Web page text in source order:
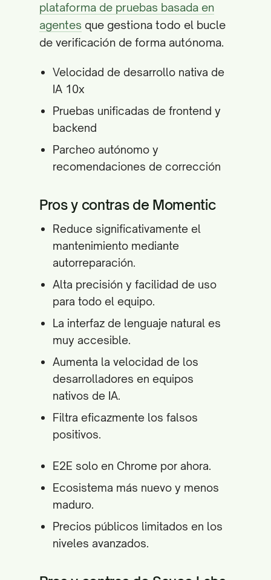
plataforma de pruebas basada en
agentes que gestiona todo el bucle
de verificación de forma autónoma.
Velocidad de desarrollo nativa de
IA 10x
Pruebas unificadas de frontend y
backend
Parcheo autónomo y
recomendaciones de corrección
Pros y contras de Momentic
Reduce significativamente el
mantenimiento mediante
autorreparación.
Alta precisión y facilidad de uso
para todo el equipo.
La interfaz de lenguaje natural es
muy accesible.
Aumenta la velocidad de los
desarrolladores en equipos
nativos de IA.
Filtra eficazmente los falsos
positivos.
E2E solo en Chrome por ahora.
Ecosistema más nuevo y menos
maduro.
Precios públicos limitados en los
niveles avanzados.